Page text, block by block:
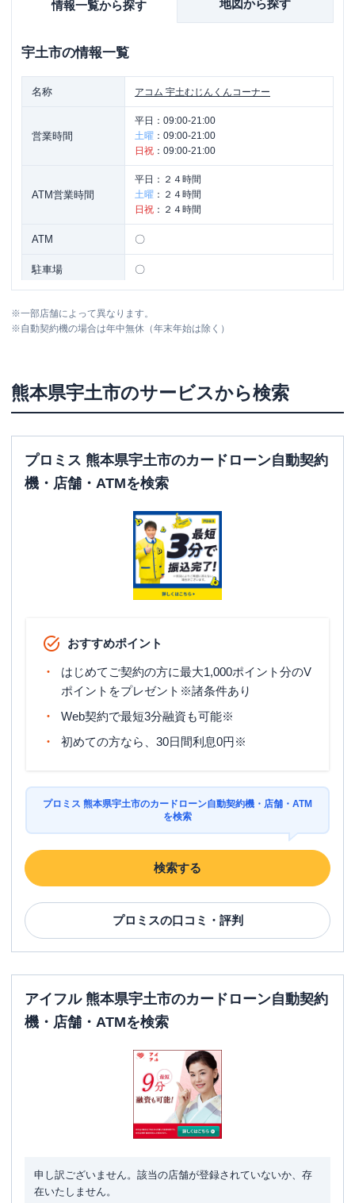
情報一覧から探す 地図から探す
宇土市の情報一覧
名称 アコム 宇土むじんくんコーナー
営業時間
平日： 09:00-21:00
土曜 ： 09:00-21:00
日祝 ： 09:00-21:00
ATM営業時間
平日： ２４時間
土曜 ： ２４時間
日祝 ： ２４時間
ATM 〇
駐車場 〇
※一部店舗によって異なります。
※自動契約機の場合は年中無休（年末年始は除く）
熊本県宇土市のサービスから検索
プロミス 熊本県宇土市のカードローン自動契約
機・店舗・ATMを検索
おすすめポイント
はじめてご契約の方に最大1,000ポイント分のV
ポイントをプレゼント※諸条件あり
Web契約で最短3分融資も可能※
初めての方なら、30日間利息0円※
プロミス 熊本県宇土市のカードローン自動契約機・店舗・ATM
を検索
検索する
プロミスの口コミ・評判
アイフル 熊本県宇土市のカードローン自動契約
機・店舗・ATMを検索
申し訳ございません。該当の店舗が登録されていないか、存
在いたしません。